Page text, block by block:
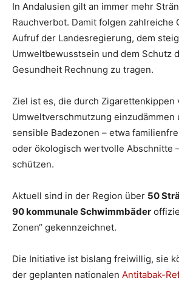
In Andalusien gilt an immer mehr
Rauchverbot. Damit folgen zahlreiche
Aufruf der Landesregierung, dem
Umweltbewusstsein und dem Schutz
Gesundheit Rechnung zu tragen.
Ziel ist es, die durch Zigarettenkippen
Umweltverschmutzung einzudämmen
sensible Badezonen – etwa
oder ökologisch wertvolle Abschnitte
schützen.
Aktuell sind in der Region über 50
90 kommunale Schwimmbäder
Zonen“ gekennzeichnet.
Die Initiative ist bislang freiwillig, sie
der geplanten nationalen Antitabak-